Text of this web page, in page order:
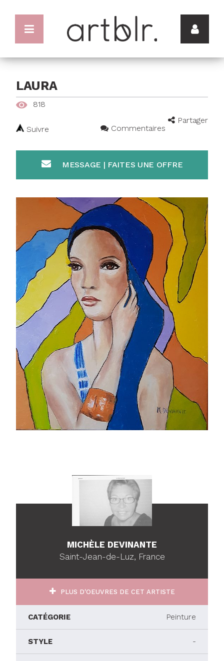
LAURA
818
Partager
Suivre
Commentaires
MESSAGE | FAITES UNE OFFRE
MICHÈLE DEVINANTE
Saint-Jean-de-Luz, France
PLUS D'OEUVRES DE CET ARTISTE
CATÉGORIE Peinture
STYLE -